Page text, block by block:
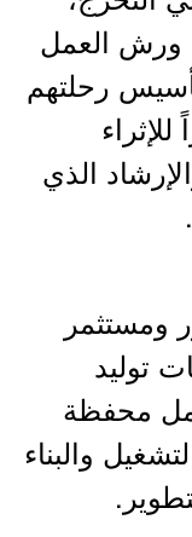
شهرًا من ورش العمل
رحلتهم
الذي
ومستثمر
توليد
محفظة
قيد التشغيل والبناء